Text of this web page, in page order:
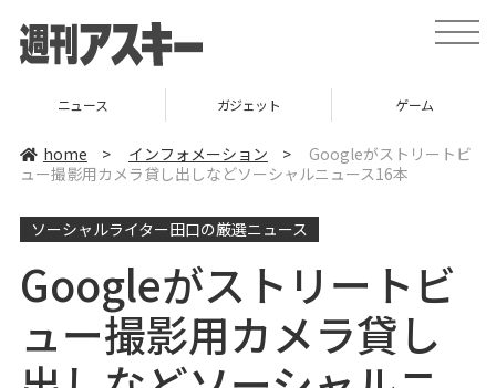
t
o
v
ニュース ガジェット ゲーム
home > インフォメーション >
Googleがストリートビ
ュー撮影用カメラ貸し出しなどソーシャルニュース16本
ソーシャルライター田口の厳選ニュース
Googleがストリートビ
ュー撮影用カメラ貸し